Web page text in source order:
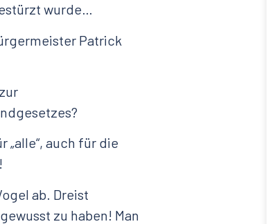
wurde…
Patrick
„alle“, auch für die
ab. Dreist
zu haben! Man